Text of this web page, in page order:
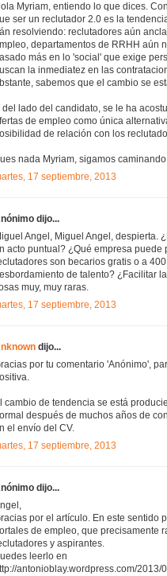
Myriam, entiendo lo que dices.
ser un reclutador 2.0 es la
resolviendo: reclutadores aún
departamentos de RRHH aún
más en lo 'social' que exige
la inmediatez en las
sabemos que el cambio se
del lado del candidato, se le ha
de empleo como única
de relación con los
nada Myriam, sigamos
17 septiembre, 2013
dijo...
Angel, Miguel Angel, despierta.
acto puntual? ¿Qué empresa
son becarios gratis o a
de talento? ¿Facilitar
muy, muy raras.
17 septiembre, 2013
dijo...
por tu comentario 'Anónimo',
cambio de tendencia se está
después de muchos años de
el envío del CV.
17 septiembre, 2013
dijo...
por el artículo. En este sentido
de empleo, que precisamente
y aspirantes.
leerlo en
antonioblay.wordpress.com/